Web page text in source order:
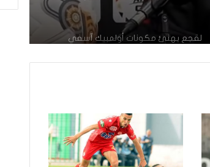
لقجع يهنئ مكونات أولمبيك آسفي
“الكاف” على حساب الوداد
الوداد
بعد التأهل لنصف نهائي عصبة الأبطال في
أول مشاركة.. لقجع يهنئ نهضة بركان